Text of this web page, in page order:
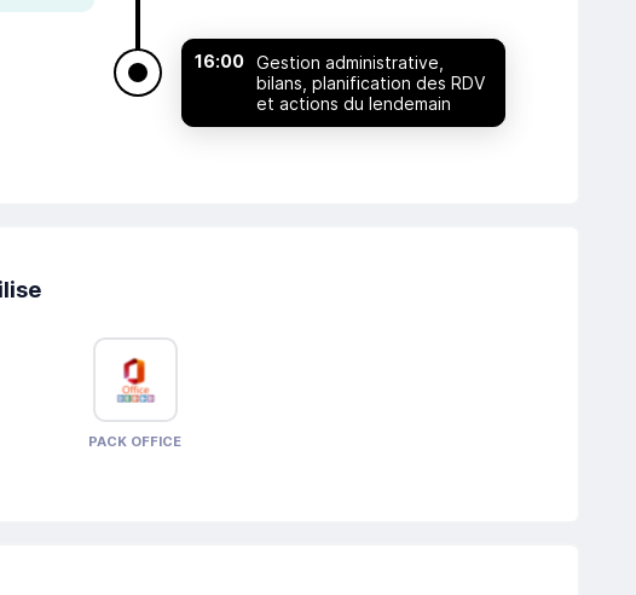
16:00
Gestion administrative,
bilans, planification des RDV
et actions du lendemain
PACK OFFICE